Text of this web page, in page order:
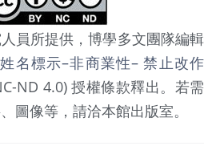
員所提供，博學多文團隊編輯
名標示–非商業性– 禁止改作
ND 4.0) 授權條款釋出。若需
圖像等，請洽本館出版室。